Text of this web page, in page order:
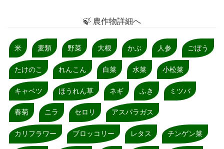
🍃 農作物詳細へ
米 麦類 野菜 大根 かぶ 人参 ごぼう
たけのこ れんこん 白菜 水菜 小松菜
キャベツ ほうれん草 ネギ ふき ミツバ
春菊 ニラ セロリ アスパラガス
カリフラワー ブロッコリー レタス チンゲン菜